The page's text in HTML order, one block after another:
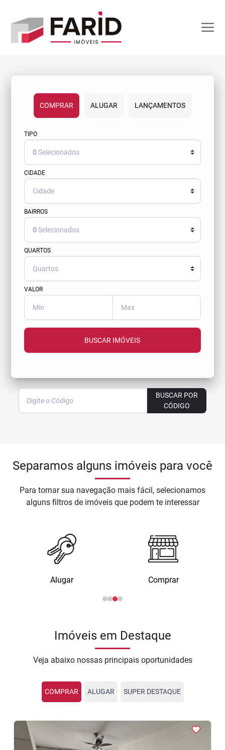
COMPRAR ALUGAR LANÇAMENTOS
TIPO
0Selecionados
CIDADE
BAIRROS
0Selecionados
QUARTOS
VALOR
BUSCAR IMÓVEIS
BUSCAR POR
CÓDIGO
Separamos alguns imóveis para você
Para tornar sua navegação mais fácil, selecionamos
alguns filtros de imóveis que podem te interessar
Alugar Comprar
1234
Imóveis em Destaque
Veja abaixo nossas principais oportunidades
COMPRAR ALUGAR SUPER DESTAQUE
< <